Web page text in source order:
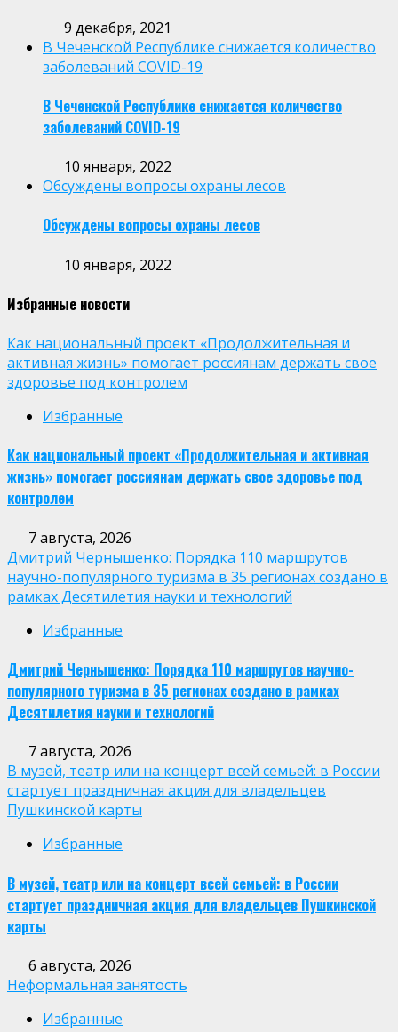
9 декабря, 2021
В Чеченской Республике снижается количество
заболеваний COVID-19
В Чеченской Республике снижается количество
заболеваний COVID-19
10 января, 2022
Обсуждены вопросы охраны лесов
Обсуждены вопросы охраны лесов
10 января, 2022
Избранные новости
Как национальный проект «Продолжительная и
активная жизнь» помогает россиянам держать свое
здоровье под контролем
Избранные
Как национальный проект «Продолжительная и активная
жизнь» помогает россиянам держать свое здоровье под
контролем
7 августа, 2026
Дмитрий Чернышенко: Порядка 110 маршрутов
научно-популярного туризма в 35 регионах создано в
рамках Десятилетия науки и технологий
Избранные
Дмитрий Чернышенко: Порядка 110 маршрутов научно-
популярного туризма в 35 регионах создано в рамках
Десятилетия науки и технологий
7 августа, 2026
В музей, театр или на концерт всей семьей: в России
стартует праздничная акция для владельцев
Пушкинской карты
Избранные
В музей, театр или на концерт всей семьей: в России
стартует праздничная акция для владельцев Пушкинской
карты
6 августа, 2026
Неформальная занятость
Избранные